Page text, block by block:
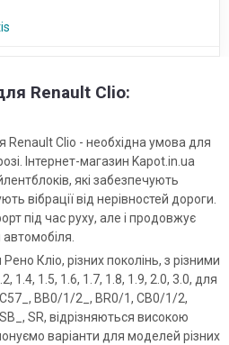
Renault Clio:
Renault Clio - необхідна умова для
Інтернет-магазин Kapot.in.ua
які забезпечують
вібрації від нерівностей дороги.
під час руху, але і продовжує
Кліо, різних поколінь, з різними
1.4, 1.5, 1.6, 1.7, 1.8, 1.9, 2.0, 3.0, для
BB0/1/2_, BR0/1, CB0/1/2,
SR, відрізняються високою
варіанти для моделей різних